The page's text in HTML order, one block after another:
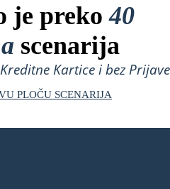
je preko40
scenarija
Kartice i bez
PLOČU SCENARIJA